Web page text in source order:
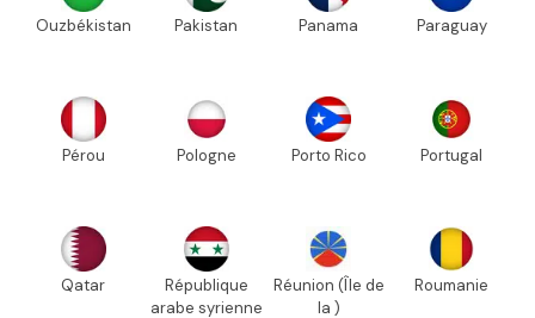
Ouzbékistan Pakistan Panama Paraguay
Pérou Pologne Porto Rico Portugal
Qatar
République
arabe syrienne
Réunion (Île de
la )
Roumanie